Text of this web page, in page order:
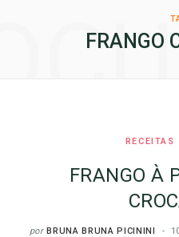
FRANGO
RECEITAS
FRANGO À
por BRUNA BRUNA PICININI